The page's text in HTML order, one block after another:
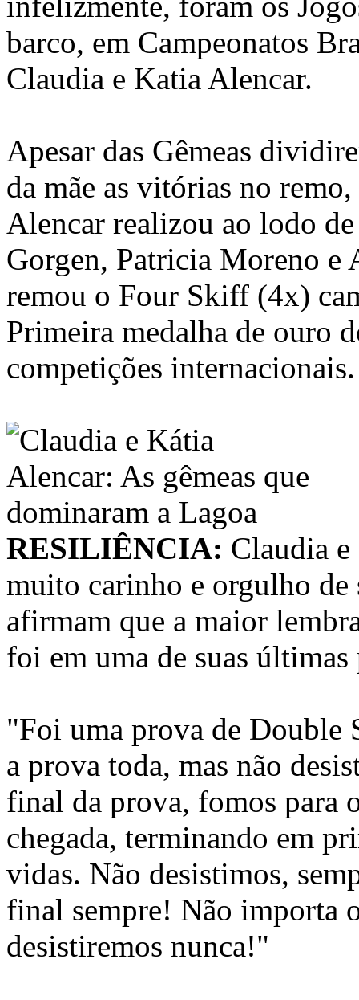
barco, em Campeonatos
Claudia e Katia Alencar.
Apesar das Gêmeas
da mãe as vitórias no
Alencar realizou ao lodo
Gorgen, Patricia Moreno e
remou o Four Skiff (4x)
Primeira medalha de ouro
competições internacionais.
RESILIÊNCIA: Claudia
muito carinho e orgulho de
afirmam que a maior
foi em uma de suas
"Foi uma prova de Double
a prova toda, mas não
final da prova, fomos para
chegada, terminando em
vidas. Não desistimos,
final sempre! Não importa
desistiremos nunca!"